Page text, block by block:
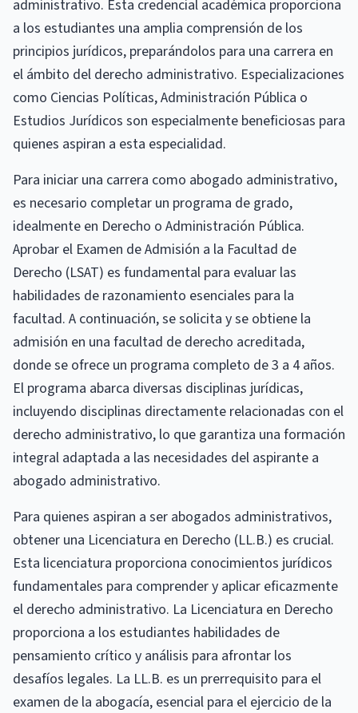
administrativo. Esta credencial académica proporciona
a los estudiantes una amplia comprensión de los
principios jurídicos, preparándolos para una carrera en
el ámbito del derecho administrativo. Especializaciones
como Ciencias Políticas, Administración Pública o
Estudios Jurídicos son especialmente beneficiosas para
quienes aspiran a esta especialidad.
Para iniciar una carrera como abogado administrativo,
es necesario completar un programa de grado,
idealmente en Derecho o Administración Pública.
Aprobar el Examen de Admisión a la Facultad de
Derecho (LSAT) es fundamental para evaluar las
habilidades de razonamiento esenciales para la
facultad. A continuación, se solicita y se obtiene la
admisión en una facultad de derecho acreditada,
donde se ofrece un programa completo de 3 a 4 años.
El programa abarca diversas disciplinas jurídicas,
incluyendo disciplinas directamente relacionadas con el
derecho administrativo, lo que garantiza una formación
integral adaptada a las necesidades del aspirante a
abogado administrativo.
Para quienes aspiran a ser abogados administrativos,
obtener una Licenciatura en Derecho (LL.B.) es crucial.
Esta licenciatura proporciona conocimientos jurídicos
fundamentales para comprender y aplicar eficazmente
el derecho administrativo. La Licenciatura en Derecho
proporciona a los estudiantes habilidades de
pensamiento crítico y análisis para afrontar los
desafíos legales. La LL.B. es un prerrequisito para el
examen de la abogacía, esencial para el ejercicio de la